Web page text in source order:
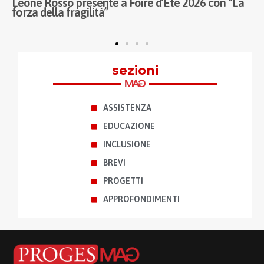
per i bambini di Gaza
sezioni
ASSISTENZA
EDUCAZIONE
INCLUSIONE
BREVI
PROGETTI
APPROFONDIMENTI